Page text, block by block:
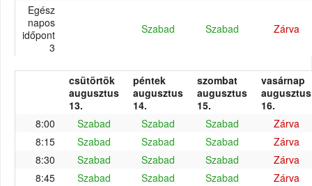
Egész
napos
időpont
3
Szabad Szabad Zárva
csütörtök
augusztus
13.
péntek
augusztus
14.
szombat
augusztus
15.
vasárnap
augusztus
16.
8:00
Szabad Szabad Szabad
Zárva
8:15
Szabad Szabad Szabad
Zárva
8:30
Szabad Szabad Szabad
Zárva
8:45
Szabad Szabad Szabad
Zárva